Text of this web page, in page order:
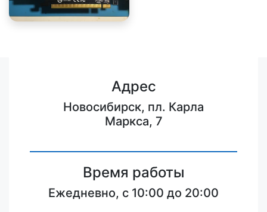
Адрес
Новосибирск, пл. Карла
Маркса, 7
Время работы
Ежедневно, с 10:00 до 20:00